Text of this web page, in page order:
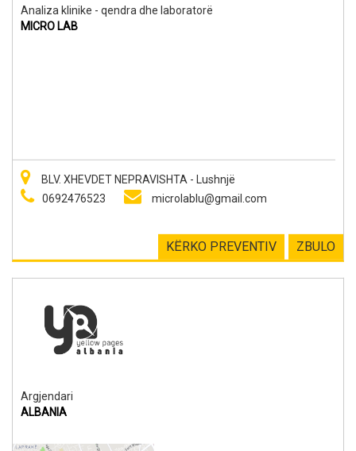
Analiza klinike - qendra dhe laboratorë
MICRO LAB
BLV. XHEVDET NEPRAVISHTA - Lushnjë
0692476523
microlablu@gmail.com
ZBULO
KËRKO PREVENTIV
Argjendari
ALBANIA